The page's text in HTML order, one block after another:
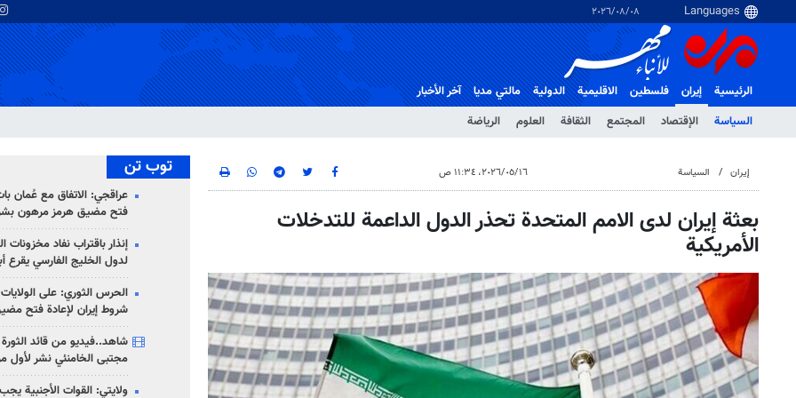
٠٨‏/٠٨‏/٢٠٢٦
الرئيسية
إيران
السياسة
الإقتصاد المجتمع الثقافة العلوم الرياضة
فلسطین الاقلیمیة الدولية مالتي مدیا آخر الأخبار
إيران السياسة ١٦‏/٠٥‏/٢٠٢٦، ١١:٣٤ ص
بعثة إيران لدى الامم المتحدة تحذر الدول الداعمة للتدخلات
الأمريكية
توب تن
عراقجي: الاتفاق مع عُمان
فتح مضيق هرمز مرهون
إنذار باقتراب نفاد مخزونات
لدول الخليج الفارسي يقرع
الحرس الثوري: على
شروط إيران لإعادة فتح
شاهد..فيديو من قائد الثورة
مجتبى الخامنئي نشر لأول
ولايتي: القوات الأجنبية